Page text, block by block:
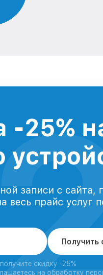
-25%
записи с сайта,
весь прайс услуг
Получить
скидку -25%
на обработку